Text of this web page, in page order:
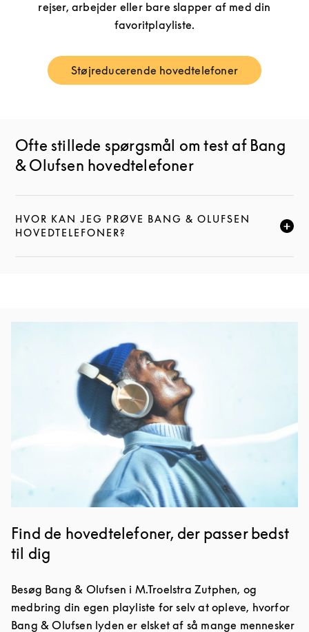
rejser, arbejder eller bare slapper af med din
favoritplayliste.
Støjreducerende hovedtelefoner
Link Opens in New Tab
Ofte stillede spørgsmål om test af Bang
& Olufsen hovedtelefoner
HVOR KAN JEG PRØVE BANG & OLUFSEN
HOVEDTELEFONER?
KLIK FOR AT UDVIDE DENNE BESKRIVELSE, OG
Find de hovedtelefoner, der passer bedst
til dig
Besøg Bang & Olufsen i M.Troelstra Zutphen, og
medbring din egen playliste for selv at opleve, hvorfor
Bang & Olufsen lyden er elsket af så mange mennesker